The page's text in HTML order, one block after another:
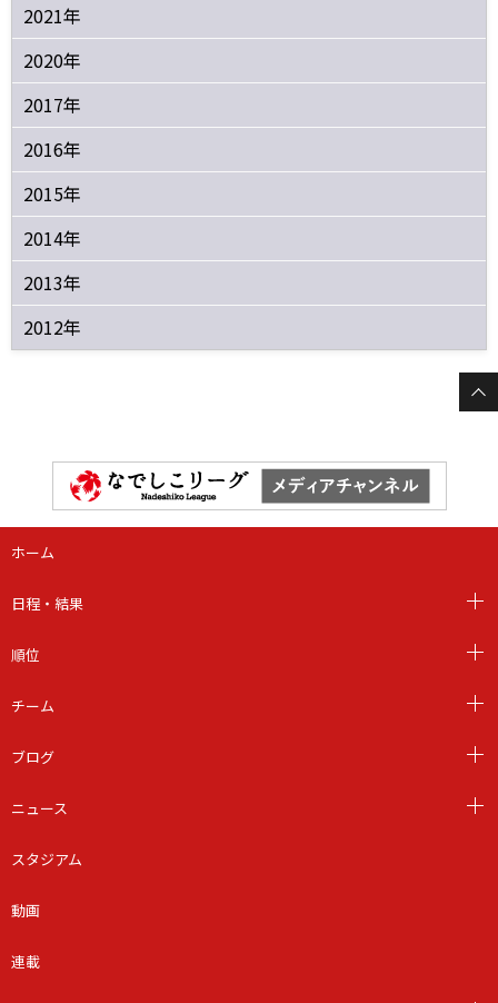
2021年
2020年
2017年
2016年
2015年
2014年
2013年
2012年
ホーム
日程・結果
順位
チーム
ブログ
ニュース
スタジアム
動画
連載